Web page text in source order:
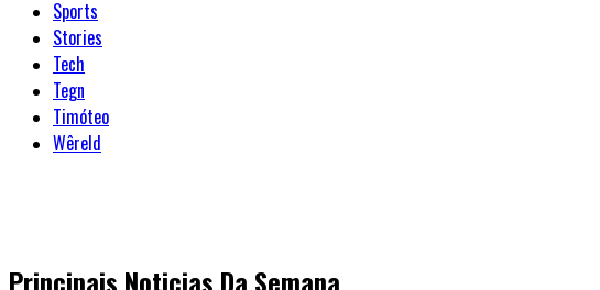
Sports
Stories
Tech
Tegn
Timóteo
Wêreld
Principais Noticias Da Semana